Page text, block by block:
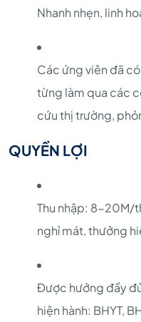
Nhanh nhẹn, linh
Các ứng viên đã
từng làm qua các
cứu thị trường,
QUYỀN LỢI
Thu nhập: 8-20M/
nghỉ mát, thưởng
Được hưởng đầy
hiện hành: BHYT,